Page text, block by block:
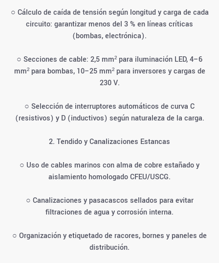
○ Cálculo de caída de tensión según longitud y carga de cada
circuito: garantizar menos del 3 % en líneas críticas
(bombas, electrónica).
○ Secciones de cable: 2,5 mm² para iluminación LED, 4–6
mm² para bombas, 10–25 mm² para inversores y cargas de
230 V.
○ Selección de interruptores automáticos de curva C
(resistivos) y D (inductivos) según naturaleza de la carga.
2. Tendido y Canalizaciones Estancas
○ Uso de cables marinos con alma de cobre estañado y
aislamiento homologado CFEU/USCG.
○ Canalizaciones y pasacascos sellados para evitar
filtraciones de agua y corrosión interna.
○ Organización y etiquetado de racores, bornes y paneles de
distribución.